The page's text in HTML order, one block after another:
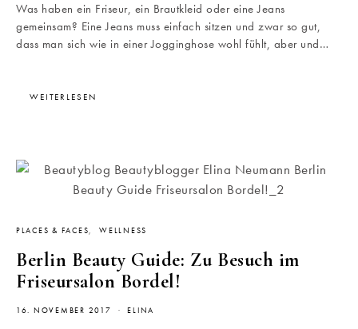
Was haben ein Friseur, ein Brautkleid oder eine Jeans
gemeinsam? Eine Jeans muss einfach sitzen und zwar so gut,
dass man sich wie in einer Jogginghose wohl fühlt, aber und…
WEITERLESEN
PLACES & FACES WELLNESS
Berlin Beauty Guide: Zu Besuch im
Friseursalon Bordel!
16. NOVEMBER 2017 ELINA